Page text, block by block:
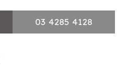
03 4285 4128